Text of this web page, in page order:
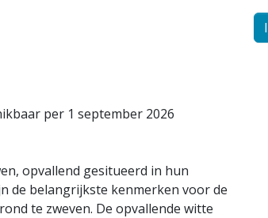
per 1 september 2026
opvallend gesitueerd in hun
de belangrijkste kenmerken voor de
te zweven. De opvallende witte